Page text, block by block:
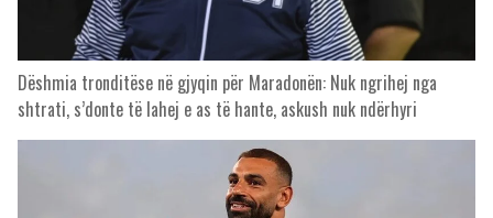
Dëshmia tronditëse në gjyqin për Maradonën: Nuk ngrihej nga
shtrati, s’donte të lahej e as të hante, askush nuk ndërhyri